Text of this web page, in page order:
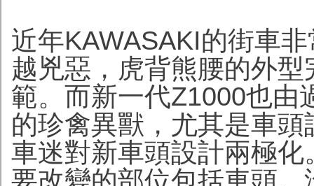
近年KAWASAKI的街車
越兇惡，虎背熊腰的外
範。而新一代Z1000也由
的珍禽異獸，尤其是車
車迷對新車頭設計兩極